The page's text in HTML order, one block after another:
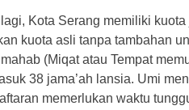
Kota Serang memiliki
kuota asli tanpa tambahan
(Miqat atau Tempat
38 jama’ah lansia. Umi
memerlukan waktu